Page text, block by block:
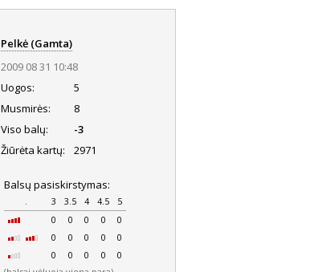
Pelkė (Gamta)
2009 08 31 10:48
Uogos:
5
Musmirės:
8
Viso balų:
-3
Žiūrėta kartų:
2971
Balsų pasiskirstymas:
. 3 3.5 4 4.5
5
0
0 0 0
0
0
0 0 0
0
0
0 0 0 0